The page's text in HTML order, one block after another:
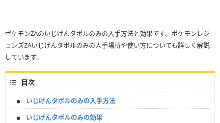
ポケモンZAのいじげんタポルのみの入手方法と効果です。ポケモンレジ
ェンズZAいじげんタポルのみの入手場所や使い方についても詳しく解説
しています。
目次
いじげんタポルのみの入手方法
いじげんタポルのみの効果